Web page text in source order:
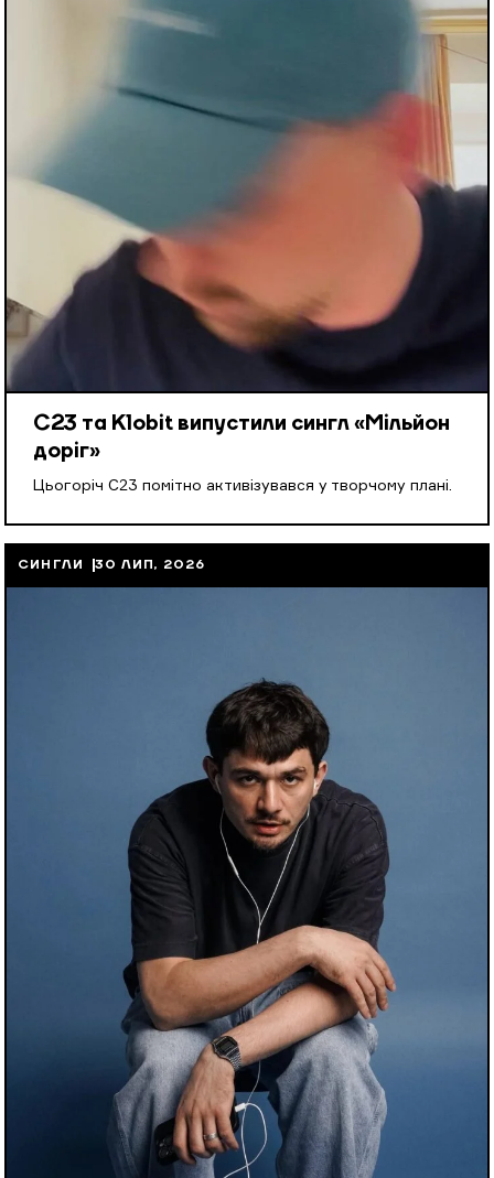
С23 та Klobit випустили сингл «Мільйон
доріг»
Цьогоріч С23 помітно активізувався у творчому плані.
СИНГЛИ 30 ЛИП, 2026